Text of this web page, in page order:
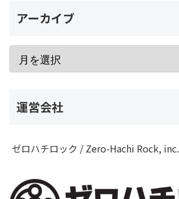
アーカイブ
運営会社
ゼロハチロック / Zero-Hachi Rock, inc.